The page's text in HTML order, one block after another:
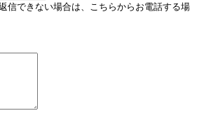
信できない場合は、こちらからお電話する場